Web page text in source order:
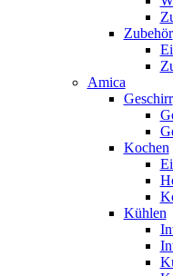
Zubehör
Amica
Geschirr
Kochen
Kühlen